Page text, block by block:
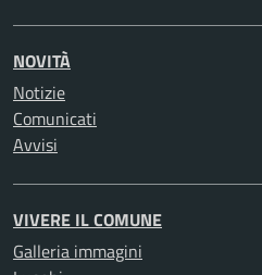
NOVITÀ
Notizie
Comunicati
Avvisi
VIVERE IL COMUNE
Galleria immagini